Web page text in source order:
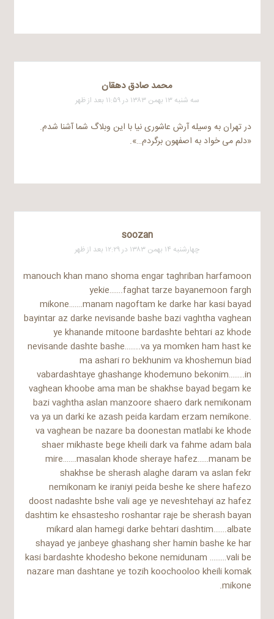
محمد صادق دهقان
سه شنبه ۱۳ بهمن ۱۳۸۳ در ۱۱:۵۹ بعد از ظهر
در تهران به وسیله آرش عاشوری نیا با این وبلاگ شما آشنا شدم.
«دلم می خواد به اصفهون برگردم…».
soozan
چهارشنبه ۱۴ بهمن ۱۳۸۳ در ۱۲:۲۹ بعد از ظهر
manouch khan mano shoma engar taghriban harfamoon
yekie…….faghat tarze bayanemoon fargh
mikone…….manam nagoftam ke darke har kasi bayad
bayintar az darke nevisande bashe bazi vaghtha vaghean
ye khanande mitoone bardashte behtari az khode
nevisande dashte bashe……..va ya momken ham hast ke
ma ashari ro bekhunim va khoshemun biad
vabardashtaye ghashange khodemuno bekonim……..in
vaghean khoobe ama man be shakhse bayad begam ke
bazi vaghtha aslan manzoore shaero dark nemikonam
va ya un darki ke azash peida kardam erzam nemikone.
va vaghean be nazare ba doonestan matlabi ke khode
shaer mikhaste bege kheili dark va fahme adam bala
mire…….masalan khode sheraye hafez……manam be
shakhse be sherash alaghe daram va aslan fekr
nemikonam ke iraniyi peida beshe ke shere hafezo
doost nadashte bshe vali age ye neveshtehayi az hafez
dashtim ke ehsastesho roshantar raje be sherash bayan
mikard alan hamegi darke behtari dashtim…….albate
shayad ye janbeye ghashang sher hamin bashe ke har
kasi bardashte khodesho bekone nemidunam ………vali be
nazare man dashtane ye tozih koochooloo kheili komak
mikone.